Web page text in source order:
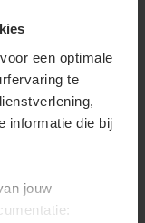
een optimale
te
informatie die bij
jouw
grenzen op
die u